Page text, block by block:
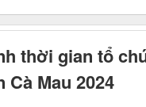
thời gian tổ
Cà Mau 2024